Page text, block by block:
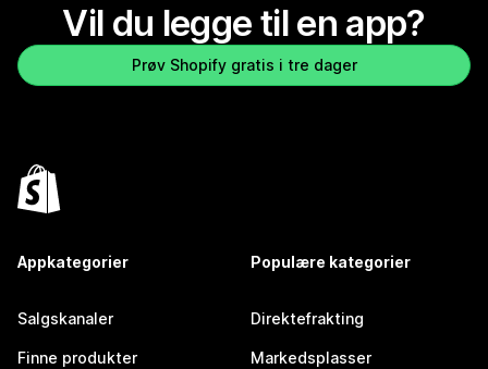
Vil du legge til en app?
Prøv Shopify gratis i tre dager
Appkategorier
Salgskanaler
Finne produkter
Populære kategorier
Direktefrakting
Markedsplasser